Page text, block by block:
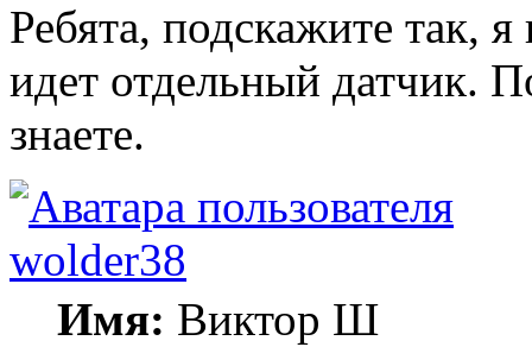
Ребята, подскажите так,
идет отдельный датчик.
знаете.
wolder38
Имя: Виктор Ш